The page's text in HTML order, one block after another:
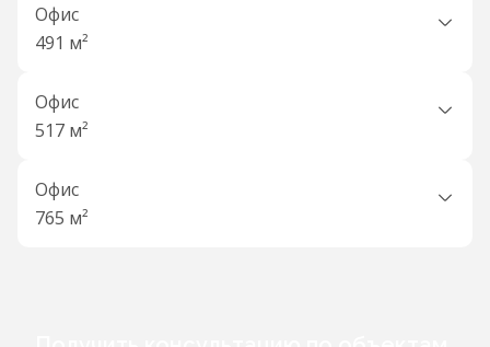
Офис
491 м²
Офис
517 м²
Офис
765 м²